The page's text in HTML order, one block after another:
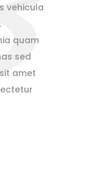
vehicula
quam
sed
amet